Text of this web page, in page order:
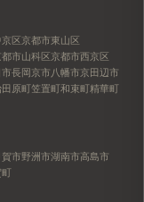
区京都市東山区
都市山科区京都市西京区
長岡京市八幡市京田辺市
原町笠置町和束町精華町
市野洲市湖南市高島市
町